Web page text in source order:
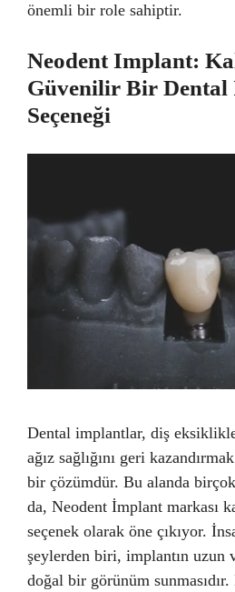
önemli bir role sahiptir.
Neodent Implant:
Güvenilir Bir
Seçeneği
Dental implantlar, diş
ağız sağlığını geri
bir çözümdür. Bu alanda
da, Neodent İmplant markası
seçenek olarak öne çıkıyor.
şeylerden biri, implantın uzun
doğal bir görünüm